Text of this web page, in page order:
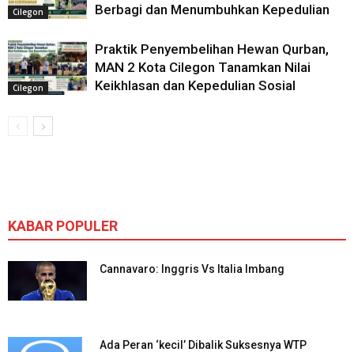
Cilegon
Berbagi dan Menumbuhkan Kepedulian
Cilegon
Praktik Penyembelihan Hewan Qurban,
MAN 2 Kota Cilegon Tanamkan Nilai
Keikhlasan dan Kepedulian Sosial
KABAR POPULER
Cannavaro: Inggris Vs Italia Imbang
Ada Peran ‘kecil’ Dibalik Suksesnya WTP